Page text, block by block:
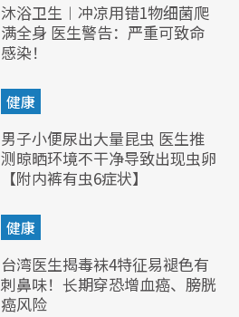
沐浴卫生︱冲凉用错1物细菌爬
满全身 医生警告：严重可致命
感染！
健康
男子小便尿出大量昆虫 医生推
测晾晒环境不干净导致出现虫卵
【附内裤有虫6症状】
健康
台湾医生揭毒袜4特征易褪色有
刺鼻味！长期穿恐增血癌、膀胱
癌风险